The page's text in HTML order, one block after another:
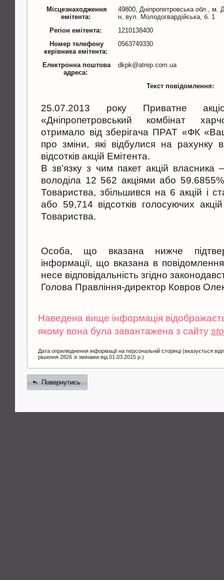
Місцезнаходження
емітента:
49800, Дніпропетровська обл., м.
н, вул. Молодогвардійська, б. 1
Регіон емітента:
1210138400
Номер телефону
керівника емітента:
0563749330
Електронна поштова
адреса:
dkpk@atrep.com.ua
Текст повідомлення:
25.07.2013 року Приватне
«Дніпропетровський комбінат
отримало від зберігача ПРАТ «ФК
про зміни, які відбулися на рахунку
відсотків акцій Емітента.
В зв’язку з чим пакет акцій власника
володіла 12 562 акціями або
Товариства, збільшився на 6 акцій і
або 59,714 відсотків голосуючих
Товариства.
Особа, що вказана нижче
інформації, що вказана в
несе відповідальність згідно
Голова Правління-директор Ковров
Наведена вище інформація
якому вона була завантажена з сайту
Дата оприлюднення інформації на персональній сторінці (вказується
рішення 2826 зі змінами від 01.03.2015 р.)
Повернутись